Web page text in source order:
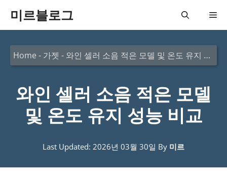
미르블로그 메
뉴
Home - 가젯 - 와인 셀러 소음 적은 모델 및 온도 유지 성능 비교
와인 셀러 소음 적은 모델
및 온도 유지 성능 비교
Last Updated: 2026년 03월 30일 By 미르